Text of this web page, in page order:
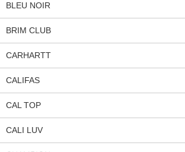
BLEU NOIR
BRIM CLUB
CARHARTT
CALIFAS
CAL TOP
CALI LUV